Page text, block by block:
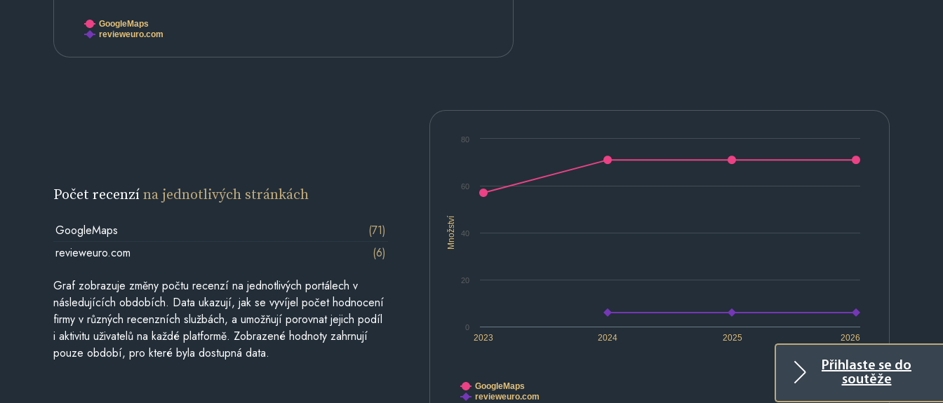
Přihlaste se do
soutěže
GoogleMaps
revieweuro.com
Množství
2023 2024 2025 2026
0
20
40
60
80
GoogleMaps
revieweuro.com
Počet recenzína jednotlivých stránkách
GoogleMaps
(71)
revieweuro.com
(6)
Graf zobrazuje změny počtu recenzí na jednotlivých portálech v
následujících obdobích. Data ukazují, jak se vyvíjel počet hodnocení
firmy v různých recenzních službách, a umožňují porovnat jejich podíl
i aktivitu uživatelů na každé platformě. Zobrazené hodnoty zahrnují
pouze období, pro které byla dostupná data.